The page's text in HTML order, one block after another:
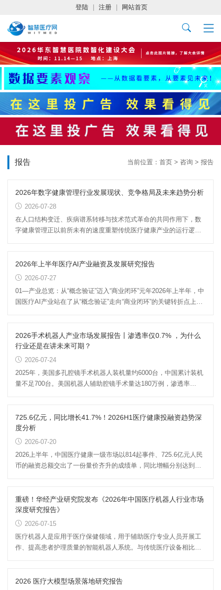
登陆 注册 网站首页
报告 当前位置： 首页 > 咨询 > 报告
2026年数字健康管理行业发展现状、竞争格局及未来趋势分析
2026-07-28
在人口结构变迁、疾病谱系转移与技术范式革命的共同作用下，数
字健康管理正以前所未有的速度重塑传统医疗健康产业的运行逻
2026年上半年医疗AI产业融资及发展研究报告
2026-07-27
01—产业总览：从“概念验证”迈入“商业闭环”元年2026年上半年，中
国医疗AI产业站在了从“概念验证”走向“商业闭环”的关键转折点上。
2026手术机器人产业市场发展报告丨渗透率仅0.7% ，为什么
行业还是在讲未来可期？
2026-07-24
2025年，美国多孔腔镜手术机器人装机量约6000台，中国累计装机
量不足700台。美国机器人辅助腔镜手术量达180万例，渗透率
725.6亿元，同比增长41.7%！2026H1医疗健康投融资趋势深
度分析
2026-07-20
2026上半年，中国医疗健康一级市场以814起事件、725.6亿元人民
币的融资总额交出了一份量价齐升的成绩单，同比增幅分别达到
重磅！华经产业研究院发布《2026年中国医疗机器人行业市场
深度研究报告》
2026-07-15
医疗机器人是应用于医疗保健领域，用于辅助医疗专业人员开展工
作、提高患者护理质量的智能机器人系统。与传统医疗设备相比，
2026 医疗大模型场景落地研究报告